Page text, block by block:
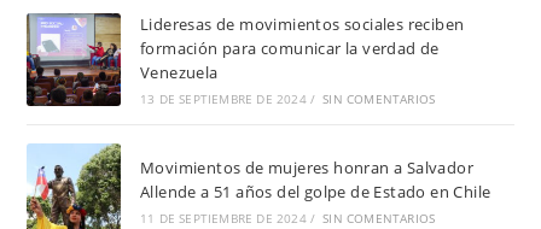
Lideresas de movimientos sociales reciben
formación para comunicar la verdad de
Venezuela
13 DE SEPTIEMBRE DE 2024 / SIN COMENTARIOS
Movimientos de mujeres honran a Salvador
Allende a 51 años del golpe de Estado en Chile
11 DE SEPTIEMBRE DE 2024 / SIN COMENTARIOS